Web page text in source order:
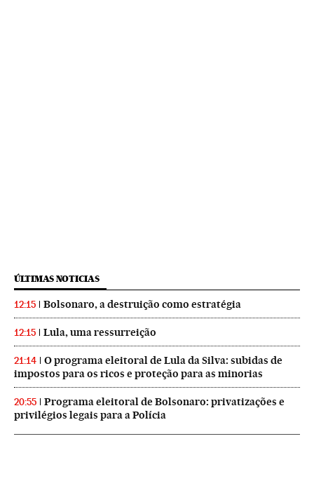
ÚLTIMAS NOTICIAS
12:15 Bolsonaro, a destruição como estratégia
12:15 Lula, uma ressurreição
21:14
O programa eleitoral de Lula da Silva: subidas de
impostos para os ricos e proteção para as minorias
20:55
Programa eleitoral de Bolsonaro: privatizações e
privilégios legais para a Polícia